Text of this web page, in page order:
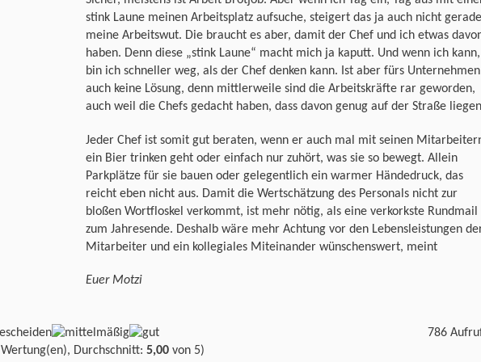
stink Laune meinen Arbeitsplatz aufsuche, steigert das ja auch nicht gerade
meine Arbeitswut. Die braucht es aber, damit der Chef und ich etwas
haben. Denn diese „stink Laune“ macht mich ja kaputt. Und wenn ich kann,
bin ich schneller weg, als der Chef denken kann. Ist aber fürs Unternehmen
auch keine Lösung, denn mittlerweile sind die Arbeitskräfte rar geworden,
auch weil die Chefs gedacht haben, dass davon genug auf der Straße
Jeder Chef ist somit gut beraten, wenn er auch mal mit seinen
ein Bier trinken geht oder einfach nur zuhört, was sie so bewegt. Allein
Parkplätze für sie bauen oder gelegentlich ein warmer Händedruck, das
reicht eben nicht aus. Damit die Wertschätzung des Personals nicht zur
bloßen Wortfloskel verkommt, ist mehr nötig, als eine verkorkste Rundmail
zum Jahresende. Deshalb wäre mehr Achtung vor den Lebensleistungen
Mitarbeiter und ein kollegiales Miteinander wünschenswert, meint
Euer Motzi
Wertung(en), Durchschnitt: 5,00 von 5)
786